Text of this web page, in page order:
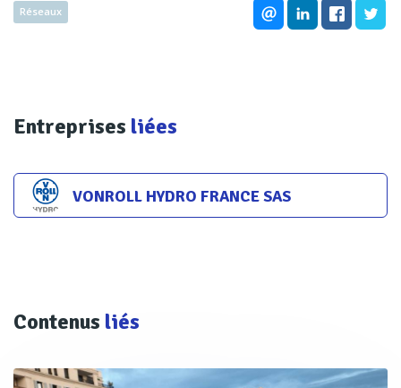
Réseaux
Entreprises liées
VONROLL HYDRO FRANCE SAS
Contenus liés